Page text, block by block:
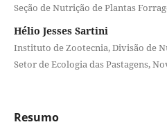
Seção de Nutrição de Plantas
Hélio Jesses Sartini
Instituto de Zootecnia, Divisão de
Setor de Ecologia das Pastagens,
Resumo